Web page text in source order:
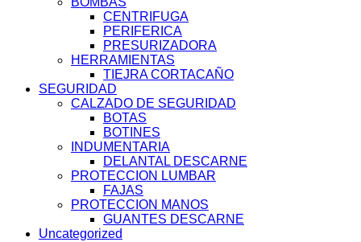
CENTRIFUGA
PERIFERICA
PRESURIZADORA
HERRAMIENTAS
TIEJRA CORTACAÑO
SEGURIDAD
CALZADO DE SEGURIDAD
BOTAS
BOTINES
INDUMENTARIA
DELANTAL DESCARNE
PROTECCION LUMBAR
FAJAS
PROTECCION MANOS
GUANTES DESCARNE
Uncategorized